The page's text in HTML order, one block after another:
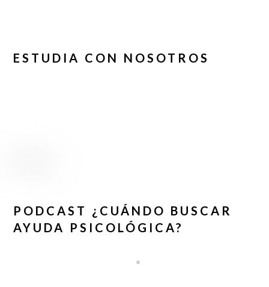
ESTUDIA CON NOSOTROS
PODCAST ¿CUÁNDO BUSCAR
AYUDA PSICOLÓGICA?